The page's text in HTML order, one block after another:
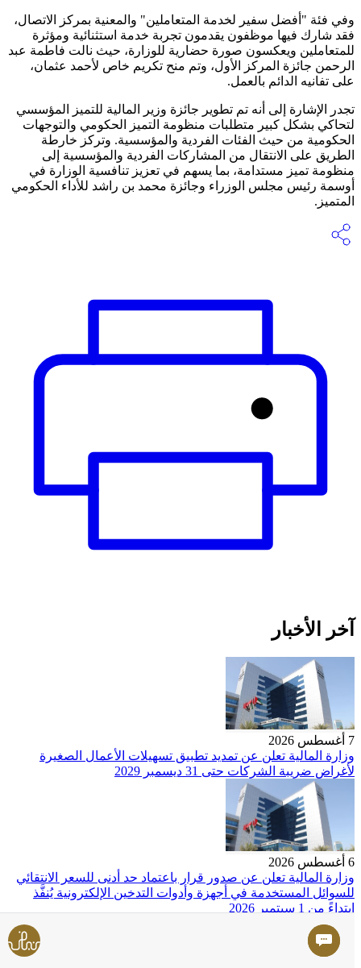
وفي فئة "أفضل سفير لخدمة المتعاملين" والمعنية بمركز الاتصال،
فقد شارك فيها موظفون يقدمون تجربة خدمة استثنائية ومؤثرة
للمتعاملين ويعكسون صورة حضارية للوزارة، حيث نالت فاطمة عبد
الرحمن جائزة المركز الأول، وتم منح تكريم خاص لأحمد عثمان،
على تفانيه الدائم بالعمل.
تجدر الإشارة إلى أنه تم تطوير جائزة وزير المالية للتميز المؤسسي
لتحاكي بشكل كبير متطلبات منظومة التميز الحكومي والتوجهات
الحكومية من حيث الفئات الفردية والمؤسسية. وتركز خارطة
الطريق على الانتقال من المشاركات الفردية والمؤسسية إلى
منظومة تميز مستدامة، بما يسهم في تعزيز تنافسية الوزارة في
أوسمة رئيس مجلس الوزراء وجائزة محمد بن راشد للأداء الحكومي
المتميز.
آخر الأخبار
7 أغسطس 2026
وزارة المالية تعلن عن تمديد تطبيق تسهيلات الأعمال الصغيرة
لأغراض ضريبة الشركات حتى 31 ديسمبر 2029
6 أغسطس 2026
وزارة المالية تعلن عن صدور قرار باعتماد حد أدنى للسعر الانتقائي
للسوائل المستخدمة في أجهزة وأدوات التدخين الإلكترونية يُنفَّذ
ابتداءً من 1 سبتمبر 2026